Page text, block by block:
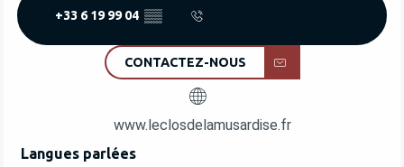
+33 6 19 99 04 ▒▒
CONTACTEZ-NOUS
www.leclosdelamusardise.fr
Langues parlées
Langues parlées